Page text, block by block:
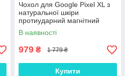
Чохол для Google Pixel XL з
натуральної шкіри
протиударний магнітний
книжка з підставкою
"CROCOHEAD"
В наявності
979 ₴ 1 779 ₴
Купити